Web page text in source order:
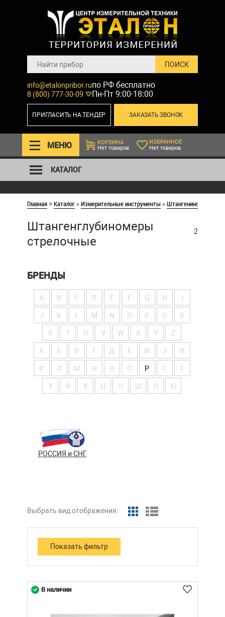
info@etalonpribor.ru
8 (800) 777-30-09
по РФ бесплатно
Пн-Пт 9:00-18:00
ЗАКАЗАТЬ ЗВОНОК
ПРИГЛАСИТЬ НА ТЕНДЕР
МЕНЮ
КОРЗИНА
Нет товаров
ИЗБРАННОЕ
Нет товаров
КАТАЛОГ
Главная >Каталог>Измерительные инструменты >Штангенинструменты
Штангенглубиномеры
стрелочные
2
БРЕНДЫ
A B C D E F G H
J K M N O P Q R
S T V W X Y Z
А Б В Г Д Е Ж З И
К Л М Н О П Р С Т
У Ф Х Ч Э Ю
РОССИЯ и СНГ
Выбрать вид отображения:
В наличии